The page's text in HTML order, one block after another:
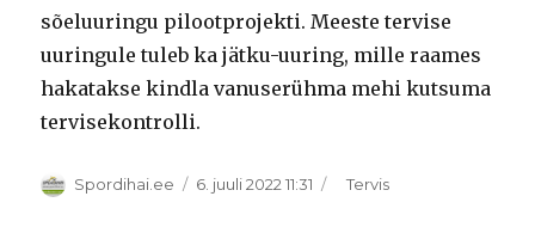
sõeluuringu pilootprojekti. Meeste tervise
uuringule tuleb ka jätku-uuring, mille raames
hakatakse kindla vanuserühma mehi kutsuma
tervisekontrolli.
Autor
Spordihai.ee Postitatud
6. juuli 2022 11:31 Rubriigid
Tervis